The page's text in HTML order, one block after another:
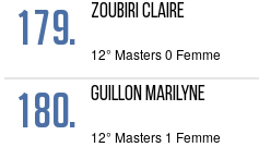
179. ZOUBIRI CLAIRE
12° Masters 0 Femme
180. GUILLON MARILYNE
12° Masters 1 Femme